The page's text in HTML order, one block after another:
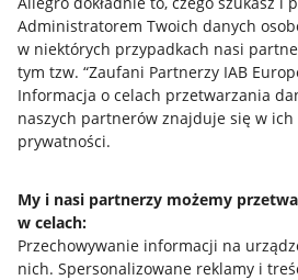
Administratorem Twoich danych
w niektórych przypadkach nasi
tym tzw. “Zaufani Partnerzy IAB
Informacja o celach przetwarzania
naszych partnerów znajduje się w
prywatności.
My i nasi partnerzy możemy
w celach:
Przechowywanie informacji na
nich. Spersonalizowane reklamy i
Przydatne informacje
Jak to działa
Allegro Gadane dla sprzedających
Allegro Gadane dla kupujących